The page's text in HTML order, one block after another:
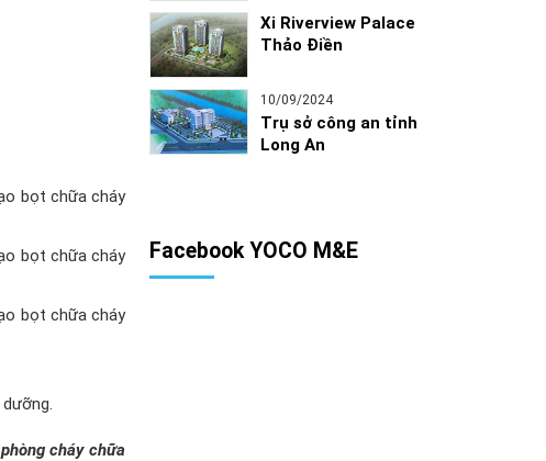
bọt chữa cháy
bọt chữa cháy
bọt chữa cháy
cháy chữa
Xi Riverview Palace
Thảo Điền
10/09/2024
Trụ sở công an tỉnh
Long An
Facebook YOCO M&E